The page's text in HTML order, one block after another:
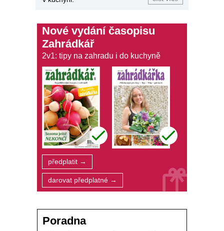
Nové vydání časopisu
Zahrádkář
2v1: tipy na zahradu i do kuchyně
předplatit →
darovat předplatné →
Poradna